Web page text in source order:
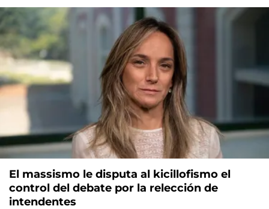
El massismo le disputa al kicillofismo el
control del debate por la relección de
intendentes